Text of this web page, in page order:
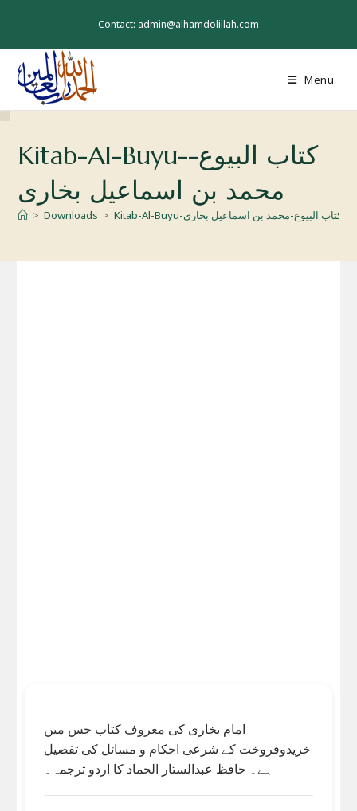
Contact: admin@alhamdolillah.com
Menu
Kitab-Al-Buyu-كتاب البيوع-
محمد بن اسماعیل بخاری
> Downloads > Kitab-Al-Buyu-كتاب البيوع-محمد بن اسماعیل بخاری
امام بخاری کی معروف کتاب جس میں
خریدوفروخت کے شرعی احکام و مسائل کی تفصیل
ہے۔ حافظ عبدالستار الحماد کا اردو ترجمہ۔